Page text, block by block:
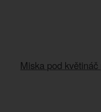
Miska pod